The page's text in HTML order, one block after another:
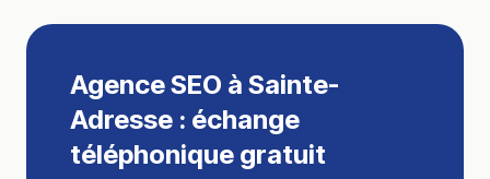
Agence SEO à Sainte-
Adresse : échange
téléphonique gratuit